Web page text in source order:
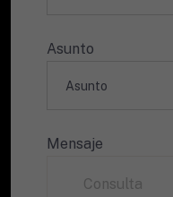
Asunto
Mensaje